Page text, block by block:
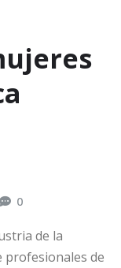
0
de la
profesionales de